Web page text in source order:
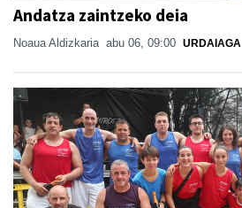
Andatza zaintzeko deia
Noaua Aldizkaria abu 06, 09:00 URDAIAGA